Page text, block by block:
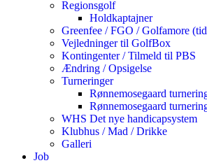
Regionsgolf
Holdkaptajner
Greenfee / FGO / Golfamore
Vejledninger til GolfBox
Kontingenter / Tilmeld til PBS
Ændring / Opsigelse
Turneringer
Rønnemosegaard
Rønnemosegaard
WHS Det nye handicapsystem
Klubhus / Mad / Drikke
Galleri
Job